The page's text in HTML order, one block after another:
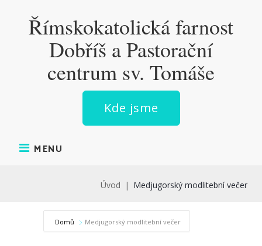
Římskokatolická farnost
Dobříš a Pastorační
centrum sv. Tomáše
Kde jsme
MENU
Úvod | Medjugorský modlitební večer
Domů Medjugorský modlitební večer